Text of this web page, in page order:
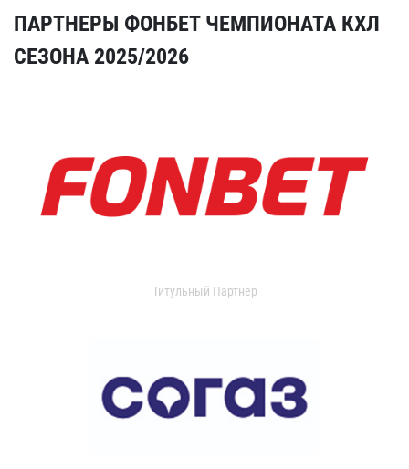
ПАРТНЕРЫ ФОНБЕТ ЧЕМПИОНАТА КХЛ
СЕЗОНА 2025/2026
Титульный Партнер